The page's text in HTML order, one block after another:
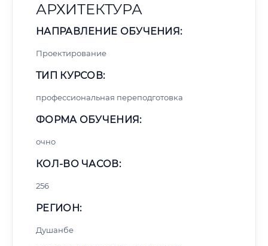
АРХИТЕКТУРА
НАПРАВЛЕНИЕ ОБУЧЕНИЯ:
Проектирование
ТИП КУРСОВ:
профессиональная переподготовка
ФОРМА ОБУЧЕНИЯ:
очно
КОЛ-ВО ЧАСОВ:
256
РЕГИОН:
Душанбе